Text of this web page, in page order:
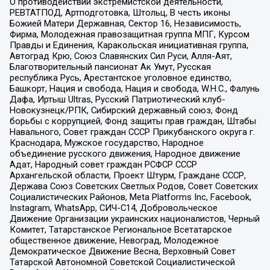
РЕВТАТПОД, Артподготовка, Штольц, В честь иконы
Божией Матери Державная, Сектор 16, Независимость,
Фирма, Молодежная правозащитная группа МПГ, Курсом
Правды и Единения, Каракольская инициативная группа,
Автоград Крю, Союз Славянских Сил Руси, Алля-Аят,
Благотворительный пансионат Ак Умут, Русская
республика Русь, Арестантское уголовное единство,
Башкорт, Нация и свобода, Нация и свобода, W.H.С., Фалунь
Дафа, Иртыш Ultras, Русский Патриотический клуб-
Новокузнецк/РПК, Сибирский державный союз, Фонд
борьбы с коррупцией, Фонд защиты прав граждан, Штабы
Навального, Совет граждан СССР Прикубанского округа г.
Краснодара, Мужское государство, Народное
объединение русского движения, Народное движение
Адат, Народный совет граждан РСФСР СССР
Архангельской области, Проект Штурм, Граждане СССР,
Держава Союз Советских Светлых Родов, Совет Советских
Социалистических Районов, Meta Platforms Inc, Facebook,
Instagram, WhatsApp, СИЧ-С14, Добровольческое
Движение Организации украинских националистов, Черный
Комитет, Татарстанское Региональное Всетатарское
общественное движение, Невоград, Молодежное
Демократическое Движение Весна, Верховный Совет
Татарской Автономной Советской Социалистической